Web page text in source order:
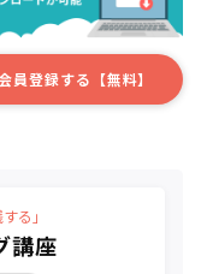
員登録する【無料】
る」
講座